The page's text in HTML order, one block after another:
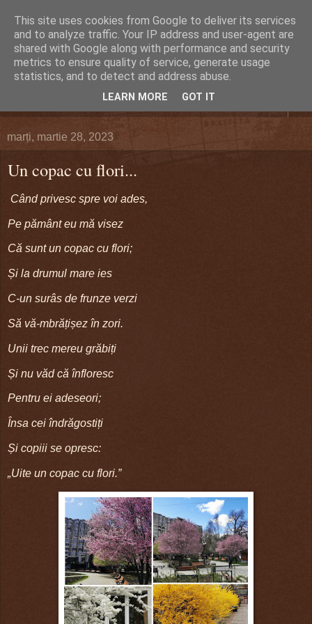
DEFERLĂRI
Despre şi pentru Bacău. Totul la obiect.
marți, martie 28, 2023
Un copac cu flori...
Când privesc spre voi ades,
Pe pământ eu mă visez
Că sunt un copac cu flori;
Și la drumul mare ies
C-un surâs de frunze verzi
Să vă-mbrățișez în zori.
Unii trec mereu grăbiți
Și nu văd că înfloresc
Pentru ei adeseori;
Însa cei îndrăgostiți
Și copiii se opresc:
„Uite un copac cu flori.”
This site uses cookies from Google to deliver its services
and to analyze traffic. Your IP address and user-agent are
shared with Google along with performance and security
metrics to ensure quality of service, generate usage
statistics, and to detect and address abuse.
LEARN MORE GOT IT